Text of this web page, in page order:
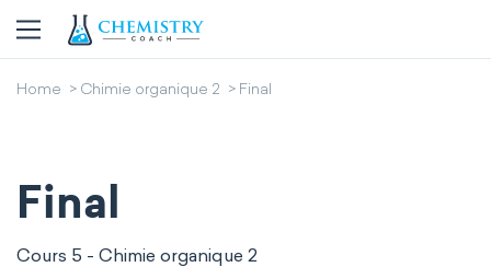
Home Chimie organique 2 Final
Final
Cours 5 - Chimie organique 2